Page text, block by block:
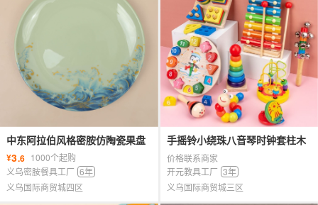
中东阿拉伯风格密胺仿陶瓷果盘
奢华水果盘KTV客厅零食盘
¥3.6 1000个起购
义乌密胺餐具工厂 6年
义乌国际商贸城四区
手摇铃小绕珠八音琴时钟套柱木
质0-3岁儿童益智玩具外贸地摊批
发
价格联系商家
开元教具工厂 3年
义乌国际商贸城三区